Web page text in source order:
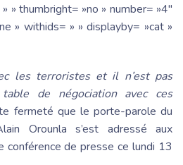
» thumbright= »no » number= »4″
» withids= » » displayby= »cat »
les terroristes et il n’est pas
de négociation avec ces
fermeté que le porte-parole du
Orounla s’est adressé aux
conférence de presse ce lundi 13